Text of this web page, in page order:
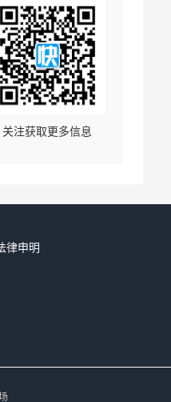
关注获取更多信息
律申明